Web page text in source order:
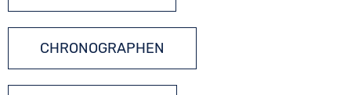
CHRONOGRAPHEN